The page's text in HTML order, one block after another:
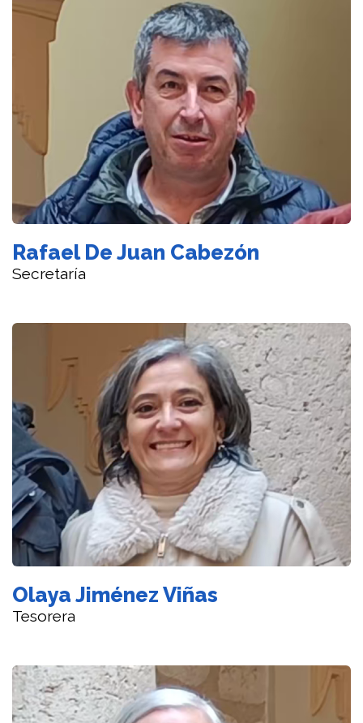
Rafael De Juan Cabezón
Secretaría
Olaya Jiménez Viñas
Tesorera